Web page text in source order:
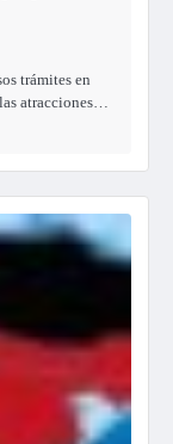
trámites en
atracciones…